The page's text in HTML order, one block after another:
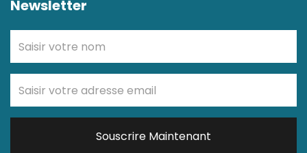
Newsletter
Souscrire Maintenant